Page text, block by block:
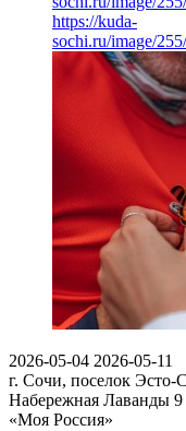
https://kuda-
sochi.ru/image/
2026-05-04 2026-05-11
г. Сочи, поселок Эсто-
Набережная Лаванды 9
«Моя Россия»